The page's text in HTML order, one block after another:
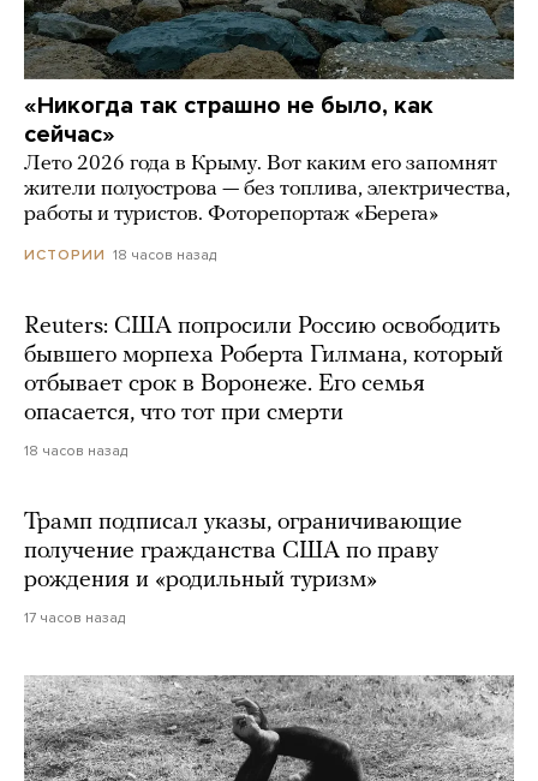
«Никогда так страшно не было, как
сейчас»
Лето 2026 года в Крыму. Вот каким его запомнят
жители полуострова — без топлива, электричества,
работы и туристов. Фоторепортаж «Берега»
ИСТОРИИ 18 часов назад
Reuters: США попросили Россию освободить
бывшего морпеха Роберта Гилмана, который
отбывает срок в Воронеже. Его семья
опасается, что тот при смерти
18 часов назад
Трамп подписал указы, ограничивающие
получение гражданства США по праву
рождения и «родильный туризм»
17 часов назад